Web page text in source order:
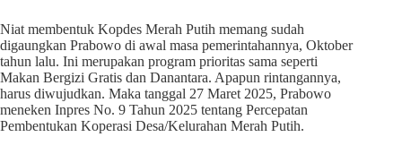
Niat membentuk Kopdes Merah Putih memang sudah
digaungkan Prabowo di awal masa pemerintahannya, Oktober
tahun lalu. Ini merupakan program prioritas sama seperti
Makan Bergizi Gratis dan Danantara. Apapun rintangannya,
harus diwujudkan. Maka tanggal 27 Maret 2025, Prabowo
meneken Inpres No. 9 Tahun 2025 tentang Percepatan
Pembentukan Koperasi Desa/Kelurahan Merah Putih.